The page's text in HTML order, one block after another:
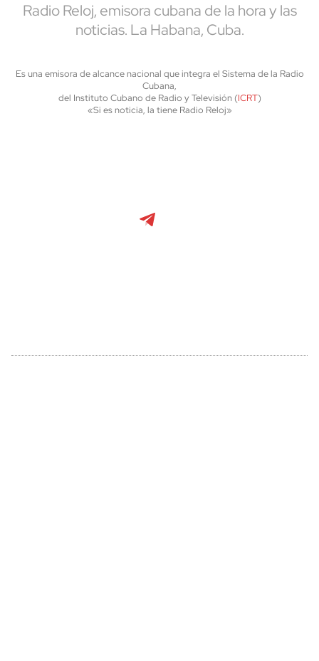
Radio Reloj, emisora cubana de la hora y las
noticias. La Habana, Cuba.
Es una emisora de alcance nacional que integra el Sistema de la Radio
Cubana,
del Instituto Cubano de Radio y Televisión (ICRT)
«Si es noticia, la tiene Radio Reloj»